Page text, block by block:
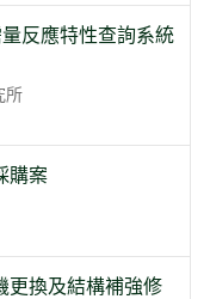
反應特性查詢系統
所
購案
更換及結構補強修